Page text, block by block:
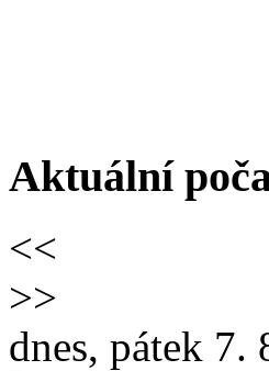
Aktuální
<<
>>
dnes, pátek 7.